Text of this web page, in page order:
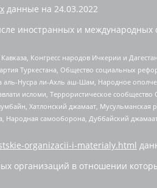
данные на 24.03.2022
иностранных и международных
Конгресс народов Ичкерии и
Туркестана, Общество социальных
аль-Нусра ли-Ахль аш-Шам, Народное
исломи, Террористическое
Хатлонский джамаат,
Народная самооборона, Дуббайский
organizacii-i-materialy.html
организаций в отношении